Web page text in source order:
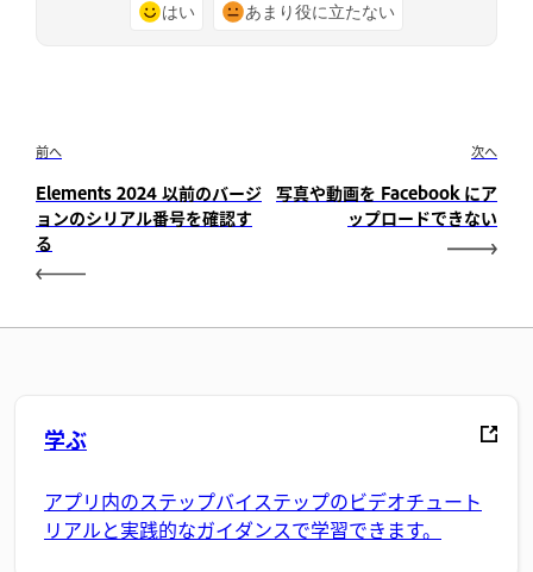
はい あまり役に立たない
前へ
Elements 2024 以前のバージ
ョンのシリアル番号を確認す
る
次へ
写真や動画を Facebook にア
ップロードできない
学ぶ
アプリ内のステップバイステップのビデオチュート
リアルと実践的なガイダンスで学習できます。